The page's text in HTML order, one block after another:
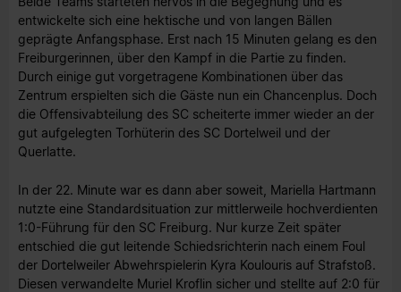
entwickelte sich eine hektische und von langen Bällen
geprägte Anfangsphase. Erst nach 15 Minuten gelang es den
Freiburgerinnen, über den Kampf in die Partie zu finden.
Durch einige gut vorgetragene Kombinationen über das
Zentrum erspielten sich die Gäste nun ein Chancenplus. Doch
die Offensivabteilung des SC scheiterte immer wieder an der
gut aufgelegten Torhüterin des SC Dortelweil und der
Querlatte.
In der 22. Minute war es dann aber soweit, Mariella Hartmann
nutzte eine Standardsituation zur mittlerweile hochverdienten
1:0-Führung für den SC Freiburg. Nur kurze Zeit später
entschied die gut leitende Schiedsrichterin nach einem Foul
der Dortelweiler Abwehrspielerin Kyra Koulouris auf Strafstoß.
Diesen verwandelte Muriel Kroflin sicher und stellte auf 2:0 für